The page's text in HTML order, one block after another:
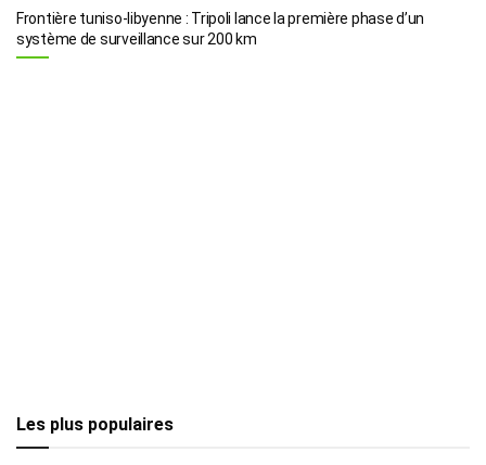
Frontière tuniso-libyenne : Tripoli lance la première phase d’un
système de surveillance sur 200 km
Les plus populaires